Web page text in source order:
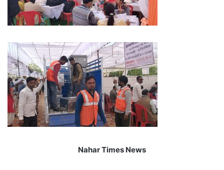
Nahar Times News